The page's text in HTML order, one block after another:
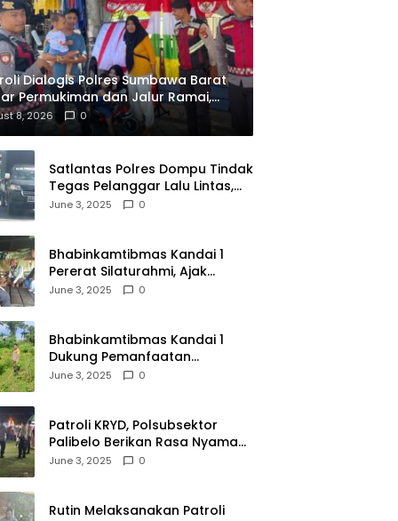
Dialogis Polres Sumbawa Barat
Permukiman dan Jalur Ramai,
Kamtibmas Tetap Kondusif
8, 2026 0
Satlantas Polres Dompu Tindak
Tegas Pelanggar Lalu Lintas,
Mobil Bodong, dan Kendaraan
June 3, 2025 0
Bhabinkamtibmas Kandai 1
Pererat Silaturahmi, Ajak
Warga Jaga Keamanan
June 3, 2025 0
Bhabinkamtibmas Kandai 1
Dukung Pemanfaatan
Pekarangan untuk Ketahanan
June 3, 2025 0
Patroli KRYD, Polsubsektor
Palibelo Berikan Rasa Nyaman
Bagi Masyarakat dan
June 3, 2025 0
Rutin Melaksanakan Patroli